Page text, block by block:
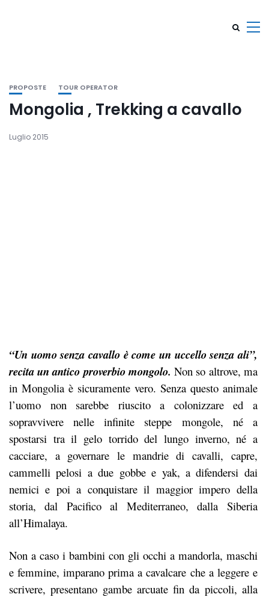
PROPOSTE TOUR OPERATOR
Mongolia , Trekking a cavallo
Luglio 2015
“Un uomo senza cavallo è come un uccello senza ali”,
recita un antico proverbio mongolo. Non so altrove, ma
in Mongolia è sicuramente vero. Senza questo animale
l’uomo non sarebbe riuscito a colonizzare ed a
sopravvivere nelle infinite steppe mongole, né a
spostarsi tra il gelo torrido del lungo inverno, né a
cacciare, a governare le mandrie di cavalli, capre,
cammelli pelosi a due gobbe e yak, a difendersi dai
nemici e poi a conquistare il maggior impero della
storia, dal Pacifico al Mediterraneo, dalla Siberia
all’Himalaya.
Non a caso i bambini con gli occhi a mandorla, maschi
e femmine, imparano prima a cavalcare che a leggere e
scrivere, presentano gambe arcuate fin da piccoli, alla